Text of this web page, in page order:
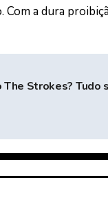
a dura
Strokes? Tudo